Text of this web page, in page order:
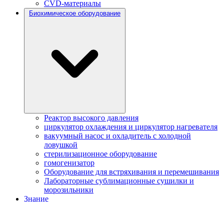
CVD-материалы
Биохимическое оборудование
Реактор высокого давления
циркулятор охлаждения и циркулятор нагревателя
вакуумный насос и охладитель с холодной
ловушкой
стерилизационное оборудование
гомогенизатор
Оборудование для встряхивания и перемешивания
Лабораторные сублимационные сушилки и
морозильники
Знание